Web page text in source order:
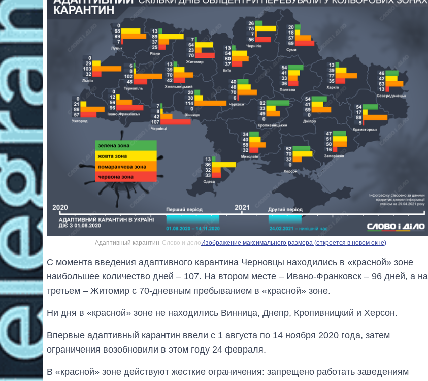
Адаптивный карантин Слово и делоИзображение максимального размера (откроется в новом окне)
С момента введения адаптивного карантина Черновцы находились в «красной» зоне
наибольшее количество дней ‒ 107. На втором месте ‒ Ивано-Франковск ‒ 96 дней, а на
третьем ‒ Житомир с 70-дневным пребыванием в «красной» зоне.
Ни дня в «красной» зоне не находились Винница, Днепр, Кропивницкий и Херсон.
Впервые адаптивный карантин ввели с 1 августа по 14 ноября 2020 года, затем
ограничения возобновили в этом году 24 февраля.
В «красной» зоне действуют жесткие ограничения: запрещено работать заведениям
зарабатывают